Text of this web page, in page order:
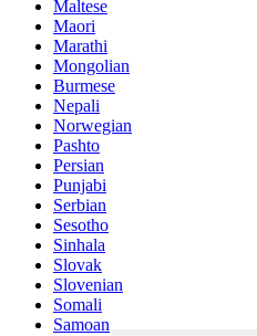
Maltese
Maori
Marathi
Mongolian
Burmese
Nepali
Norwegian
Pashto
Persian
Punjabi
Serbian
Sesotho
Sinhala
Slovak
Slovenian
Somali
Samoan